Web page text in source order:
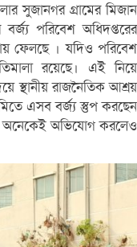
সুজানগর গ্রামের মিজান
পরিবেশ অধিদপ্তরের
ফেলছে । যদিও পরিবেশ
রয়েছে। এই নিয়ে
স্থানীয় রাজনৈতিক আশ্রয়
এসব বর্জ্য স্তুপ করছেন
অনেকেই অভিযোগ করলেও